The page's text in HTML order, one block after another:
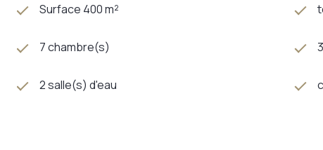
Surface 400 m²
7 chambre(s)
2 salle(s) d'eau